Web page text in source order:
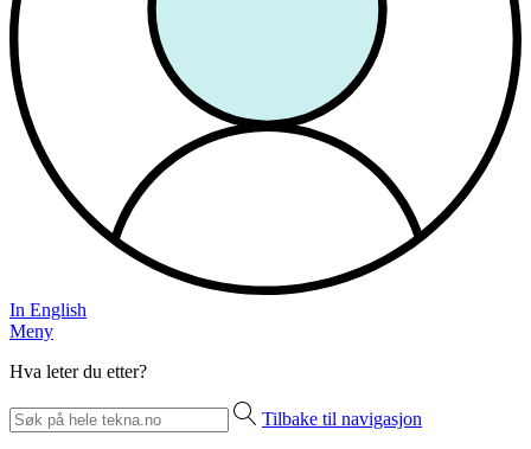
In English
Meny
Hva leter du etter?
Tilbake til navigasjon